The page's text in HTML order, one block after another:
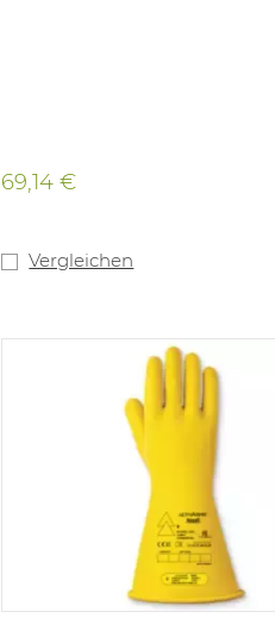
69,14 €
Vergleichen